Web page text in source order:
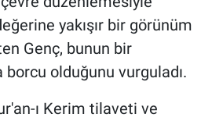
yakışır bir görünüm
Genç, bunun bir
olduğunu vurguladı.
ı Kerim tilaveti ve